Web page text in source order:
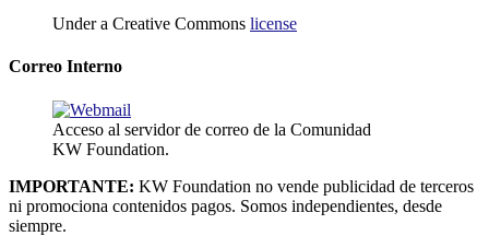
Under a Creative Commons license
Correo Interno
Acceso al servidor de correo de la Comunidad
KW Foundation.
IMPORTANTE: KW Foundation no vende publicidad de terceros
ni promociona contenidos pagos. Somos independientes, desde
siempre.